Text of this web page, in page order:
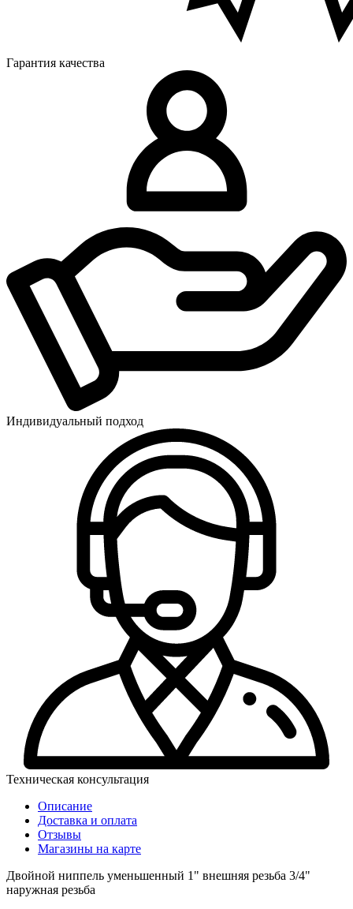
Гарантия качества
Индивидуальный подход
Техническая консультация
Описание
Доставка и оплата
Отзывы
Магазины на карте
Двойной ниппель уменьшенный 1" внешняя резьба 3/4"
наружная резьба